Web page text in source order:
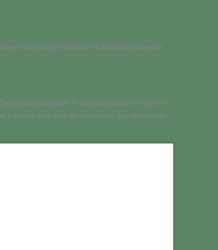
der progressivsten Cannabis Gesetze
und legaler Freizeitkonsum in immer
Länder werden als nächstes das unsinnige